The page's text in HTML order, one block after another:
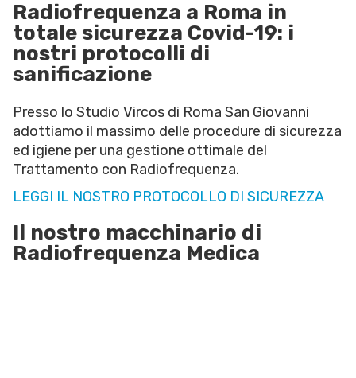
Radiofrequenza a Roma in
totale sicurezza Covid-19: i
nostri protocolli di
sanificazione
Presso lo Studio Vircos di Roma San Giovanni
adottiamo il massimo delle procedure di sicurezza
ed igiene per una gestione ottimale del
Trattamento con Radiofrequenza.
LEGGI IL NOSTRO PROTOCOLLO DI SICUREZZA
Il nostro macchinario di
Radiofrequenza Medica